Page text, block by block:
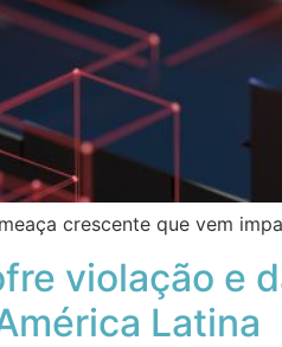
crescente que vem
violação e
Latina